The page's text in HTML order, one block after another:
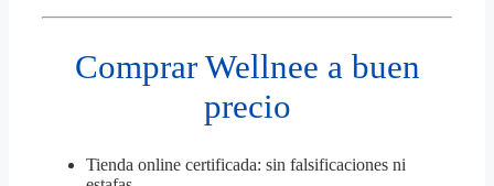
Comprar Wellnee a buen
precio
Tienda online certificada: sin falsificaciones ni